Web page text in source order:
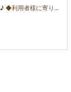
◆日勤のみ＆残業なし！ ◆週1日～OK！日曜固定休み♪ ◆利用者様に寄り添った「個別機能訓練」を実現◎ ◆病院やクリニックでの経験を活かせる！